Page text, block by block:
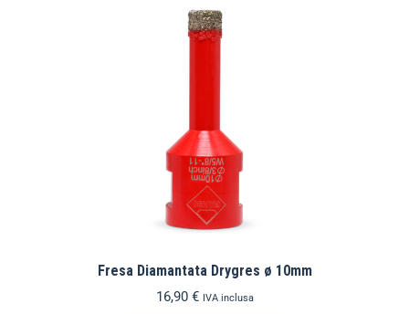
Fresa Diamantata Drygres ø 10mm
16,90 € IVA inclusa